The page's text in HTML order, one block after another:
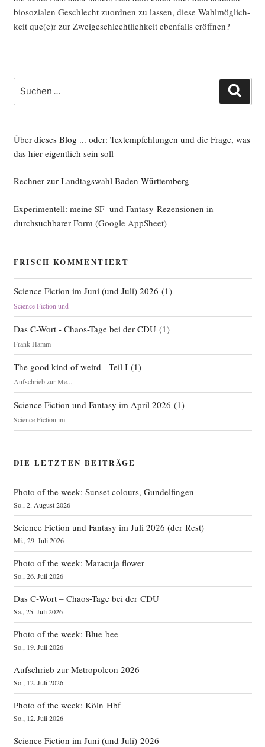
bio­so­zia­len Geschlecht zuord­nen zu las­sen, die­se Wahl­mög­lich­
keit que(e)r zur Zwei­ge­schlecht­lich­keit eben­falls eröffnen?
Suche
nach:
Über dieses Blog ... oder: Textempfehlungen und die Frage, was
das hier eigentlich sein soll
Rechner zur Landtagswahl Baden-Württemberg
Experimentell: meine SF- und Fantasy-Rezensionen in
durchsuchbarer Form (Google AppSheet)
FRISCH KOMMENTIERT
Science Fiction im Juni (und Juli) 2026 (1)
Science Fiction und
Das C-Wort - Chaos-Tage bei der CDU(1)
Frank Hamm
The good kind of weird - Teil I(1)
Aufschrieb zur Me...
Science Fiction und Fantasy im April 2026 (1)
Science Fiction im
DIE LETZTEN BEITRÄGE
Photo of the week: Sunset colours, Gundelfingen
So., 2. August 2026
Science Fiction und Fantasy im Juli 2026 (der Rest)
Mi., 29. Juli 2026
Photo of the week: Maracuja flower
So., 26. Juli 2026
Das C‑Wort – Chaos-Tage bei der CDU
Sa., 25. Juli 2026
Photo of the week: Blue bee
So., 19. Juli 2026
Aufschrieb zur Metropolcon 2026
So., 12. Juli 2026
Photo of the week: Köln Hbf
So., 12. Juli 2026
Science Fiction im Juni (und Juli) 2026